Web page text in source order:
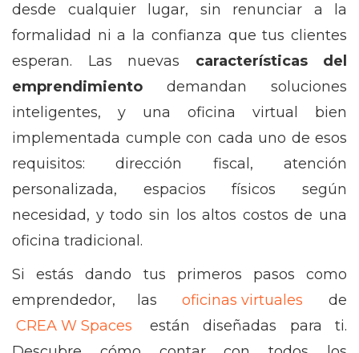
desde cualquier lugar, sin renunciar a la
formalidad ni a la confianza que tus clientes
esperan. Las nuevas características del
emprendimiento demandan soluciones
inteligentes, y una oficina virtual bien
implementada cumple con cada uno de esos
requisitos: dirección fiscal, atención
personalizada, espacios físicos según
necesidad, y todo sin los altos costos de una
oficina tradicional.
Si estás dando tus primeros pasos como
emprendedor, las
oficinas virtuales
de
CREA W Spaces
están diseñadas para ti.